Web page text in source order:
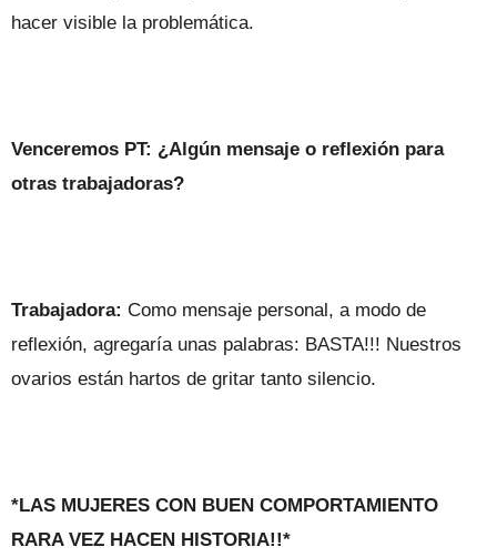
hacer visible la problemática.
Venceremos PT: ¿Algún mensaje o reflexión para
otras trabajadoras?
Trabajadora: Como mensaje personal, a modo de
reflexión, agregaría unas palabras: BASTA!!! Nuestros
ovarios están hartos de gritar tanto silencio.
*LAS MUJERES CON BUEN COMPORTAMIENTO
RARA VEZ HACEN HISTORIA!!*